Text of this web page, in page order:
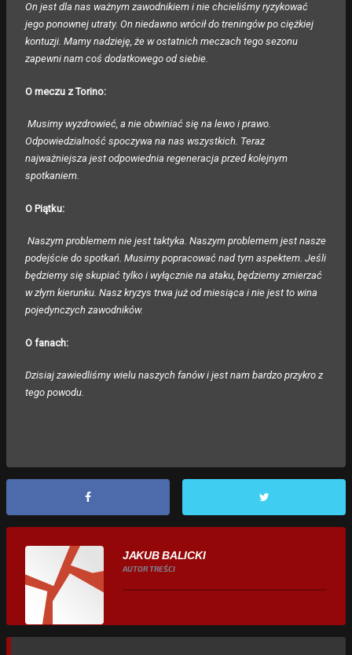
On jest dla nas ważnym zawodnikiem i nie chcieliśmy ryzykować
jego ponownej utraty. On niedawno wrócił do treningów po ciężkiej
kontuzji. Mamy nadzieję, że w ostatnich meczach tego sezonu
zapewni nam coś dodatkowego od siebie.
O meczu z Torino:
Musimy wyzdrowieć, a nie obwiniać się na lewo i prawo.
Odpowiedzialność spoczywa na nas wszystkich. Teraz
najważniejsza jest odpowiednia regeneracja przed kolejnym
spotkaniem.
O Piątku:
Naszym problemem nie jest taktyka. Naszym problemem jest nasze
podejście do spotkań. Musimy popracować nad tym aspektem. Jeśli
będziemy się skupiać tylko i wyłącznie na ataku, będziemy zmierzać
w złym kierunku. Nasz kryzys trwa już od miesiąca i nie jest to wina
pojedynczych zawodników.
O fanach:
Dzisiaj zawiedliśmy wielu naszych fanów i jest nam bardzo przykro z
tego powodu.
JAKUB BALICKI
AUTOR TREŚCI